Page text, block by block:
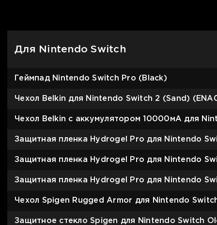
Для Nintendo Switch
Геймпад Nintendo Switch Pro (Black)
Чехол Belkin для Nintendo Switch 2 (Sand)
Чехол Belkin с аккумулятором 10000мА для
Защитная пленка Hydrogel Pro для Nintendo
Защитная пленка Hydrogel Pro для Nintendo
Защитная пленка Hydrogel Pro для Nintendo
Чехол Spigen Rugged Armor для Nintendo
Защитное стекло Spigen для Nintendo Switch